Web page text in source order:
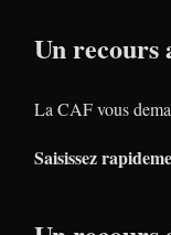
Un
La CAF vous
Saisissez